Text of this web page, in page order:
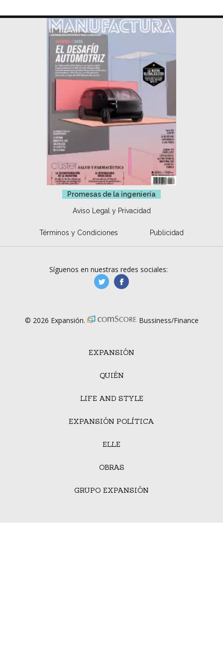
Promesas de la ingeniería
Aviso Legal y Privacidad
Términos y Condiciones Publicidad
EXPANSIÓN
QUIÉN
LIFE AND STYLE
EXPANSIÓN POLÍTICA
ELLE
OBRAS
GRUPO EXPANSIÓN
Síguenos en nuestras redes sociales:
manufacturaGE
© 2026 Expansión. Bussiness/Finance